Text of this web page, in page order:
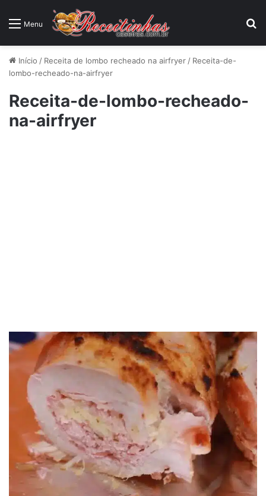
Menu
Início / Receita de lombo recheado na airfryer / Receita-de-
lombo-recheado-na-airfryer
Receita-de-lombo-recheado-
na-airfryer